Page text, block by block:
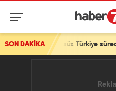
SON DAKİKATürkiye sürecinde kritik gün!